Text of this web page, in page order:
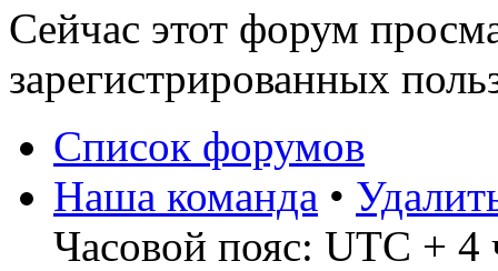
Сейчас этот форум
зарегистрированных
Список форумов
Наша команда •
Часовой пояс: UTC + 4